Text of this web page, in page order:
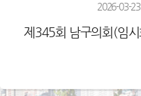
2026-03-23